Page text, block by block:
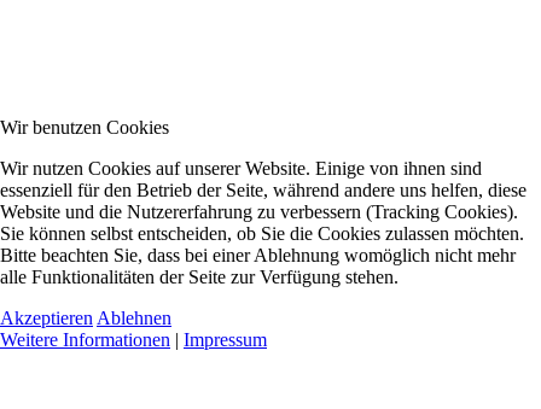
Wir benutzen Cookies
Wir nutzen Cookies auf unserer Website. Einige von ihnen sind
essenziell für den Betrieb der Seite, während andere uns helfen, diese
Website und die Nutzererfahrung zu verbessern (Tracking Cookies).
Sie können selbst entscheiden, ob Sie die Cookies zulassen möchten.
Bitte beachten Sie, dass bei einer Ablehnung womöglich nicht mehr
alle Funktionalitäten der Seite zur Verfügung stehen.
Akzeptieren Ablehnen
Weitere Informationen | Impressum